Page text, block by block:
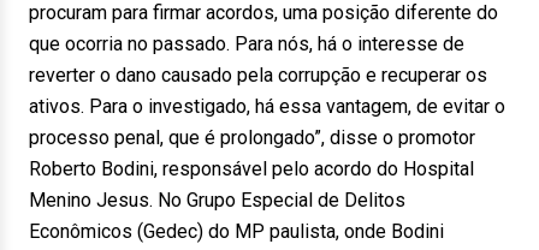
procuram para firmar acordos, uma posição diferente do
que ocorria no passado. Para nós, há o interesse de
reverter o dano causado pela corrupção e recuperar os
ativos. Para o investigado, há essa vantagem, de evitar o
processo penal, que é prolongado”, disse o promotor
Roberto Bodini, responsável pelo acordo do Hospital
Menino Jesus. No Grupo Especial de Delitos
Econômicos (Gedec) do MP paulista, onde Bodini